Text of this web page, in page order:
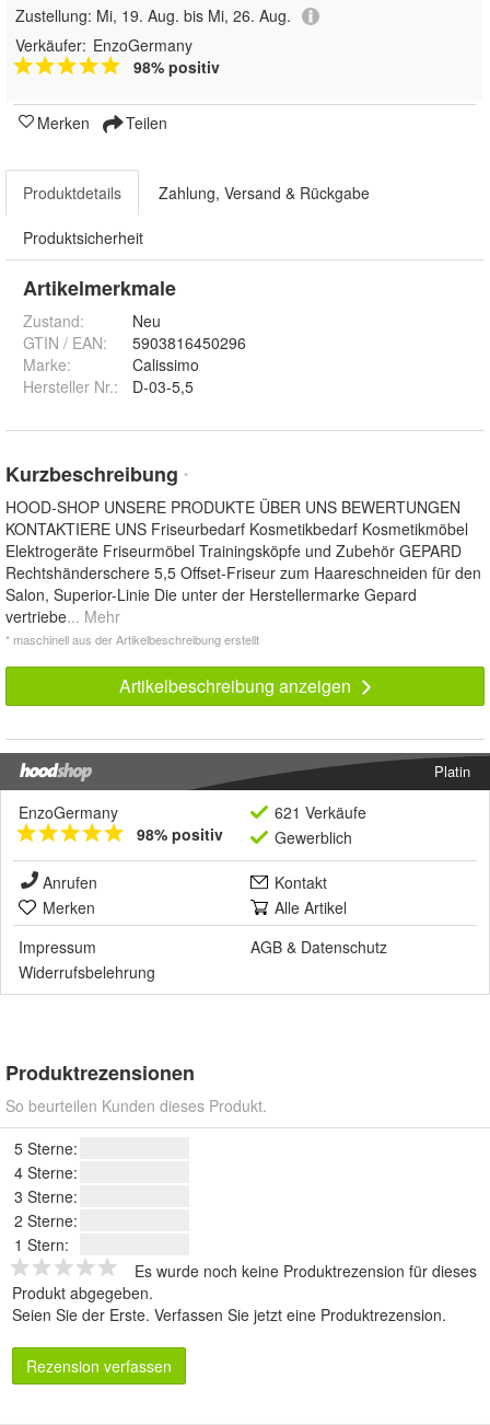
Zustellung: Mi, 19. Aug. bis Mi, 26. Aug.
Verkäufer: EnzoGermany
98% positiv
Merken Teilen
Produktdetails Zahlung, Versand & Rückgabe
Produktsicherheit
Artikelmerkmale
Zustand:
Neu
GTIN / EAN:
5903816450296
Marke:
Calissimo
Hersteller Nr.:
D-03-5,5
Kurzbeschreibung *
HOOD-SHOP UNSERE PRODUKTE ÜBER UNS BEWERTUNGEN
KONTAKTIERE UNS Friseurbedarf Kosmetikbedarf Kosmetikmöbel
Elektrogeräte Friseurmöbel Trainingsköpfe und Zubehör GEPARD
Rechtshänderschere 5,5 Offset-Friseur zum Haareschneiden für den
Salon, Superior-Linie Die unter der Herstellermarke Gepard
vertriebe... Mehr
* maschinell aus der Artikelbeschreibung erstellt
Artikelbeschreibung anzeigen
Platin
EnzoGermany
98% positiv
621 Verkäufe
Gewerblich
Anrufen
Kontakt
Merken
Alle Artikel
Impressum
AGB & Datenschutz
Widerrufsbelehrung
Produktrezensionen
So beurteilen Kunden dieses Produkt.
5 Sterne:
4 Sterne:
3 Sterne:
2 Sterne:
1 Stern:
Es wurde noch keine Produktrezension für dieses
Produkt abgegeben.
Seien Sie der Erste. Verfassen Sie jetzt eine Produktrezension.
Rezension verfassen